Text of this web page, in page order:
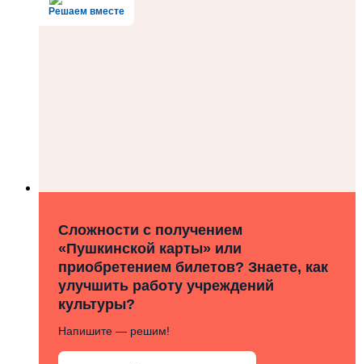
Решаем вместе
Сложности с получением
«Пушкинской карты» или
приобретением билетов? Знаете, как
улучшить работу учреждений
культуры?
Напишите — решим!